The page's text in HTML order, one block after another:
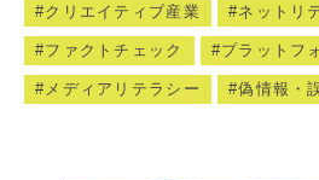
クリエイティブ産業 ネットリ
ファクトチェック プラットフ
メディアリテラシー 偽情報・